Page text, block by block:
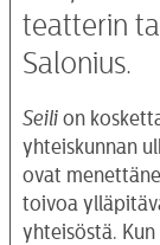
teatterin
Salonius.
Seili on
yhteiskunnan
ovat
toivoa
yhteisöstä.